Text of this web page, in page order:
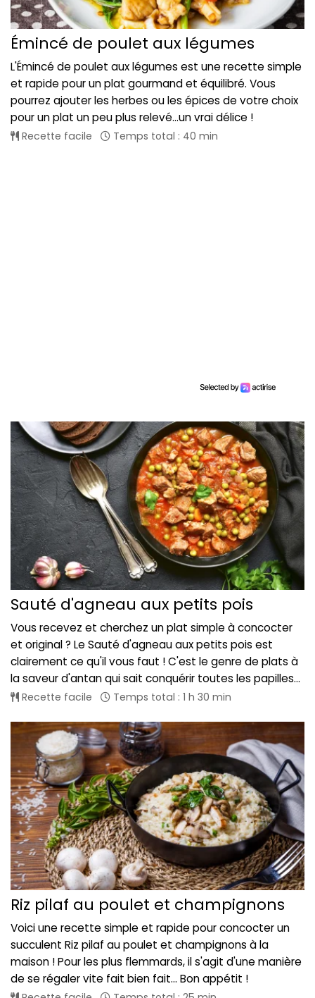
Émincé de poulet aux légumes
L'Émincé de poulet aux légumes est une recette simple
et rapide pour un plat gourmand et équilibré. Vous
pourrez ajouter les herbes ou les épices de votre choix
pour un plat un peu plus relevé...un vrai délice !
Recette facile Temps total : 40 min
Sauté d'agneau aux petits pois
Vous recevez et cherchez un plat simple à concocter
et original ? Le Sauté d'agneau aux petits pois est
clairement ce qu'il vous faut ! C'est le genre de plats à
la saveur d'antan qui sait conquérir toutes les papilles...
Recette facile Temps total : 1 h 30 min
Riz pilaf au poulet et champignons
Voici une recette simple et rapide pour concocter un
succulent Riz pilaf au poulet et champignons à la
maison ! Pour les plus flemmards, il s'agit d'une manière
de se régaler vite fait bien fait... Bon appétit !